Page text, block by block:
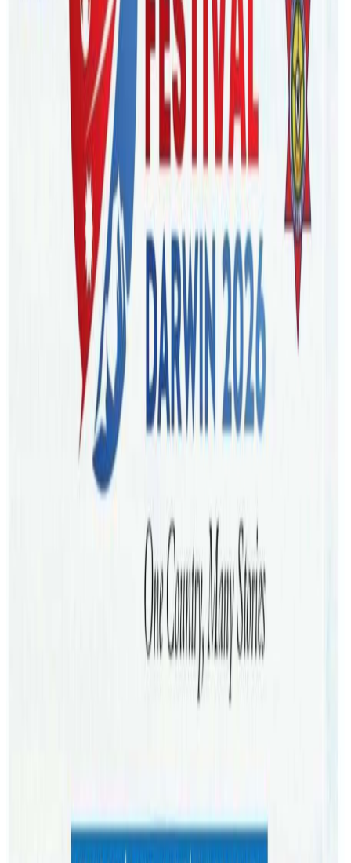
ब्रिजबेन । आगामी मार्च १९ गते शनिबारको दिन एकै पटक अष्ट्रेलियाका
विभिन्न राज्य र शहरहरुमा होली विशेष कार्यक्रम आयोजना हुने भएको
छ । रङको पर्व होली नेपाली र भारतीय समुदायको प्रमुख तीन
चाडमध्येको एक भएकाले दुष्टता विरुद्धको विजयको उत्सवका रुपमा
मनाइने होलीले अष्ट्रेलिया लगायतका नेपाली समूदाय रहेको देशमा
विस्तार पाउँदैआएको हो ।
बिजबेनमा आखे इभेन्ट्सको होली उत्सब कोभिडका कारण नेपाली
समुदायले विगत दुई वर्षदेखि कुनै पनि होली पर्व मनाउन नपाएकोमा
लाखे इभेन्ट्सले आगामी शनिबार ब्रिजबेनमा विशेष सांगितिक
कार्यक्रमसहित होली उत्सब गर्दैछ । नेपाली समुदायहरुलाई होली
पर्वको उत्सवमा रमाउने वातावरण बनाउन गैरआवासीय नेपाली संघ
एनआरएनए क्विन्सल्याण्ड, नेपाली संघ क्विन्सल्याण्ड (NAQ),
ब्रिजबेनका नेपाली समूदायसँगै विभिन्न व्यवसायिक संघ संस्थाहरुले
र दुईजना डीजेहरूले प्रस्तुती दिने बताइएको छ ।